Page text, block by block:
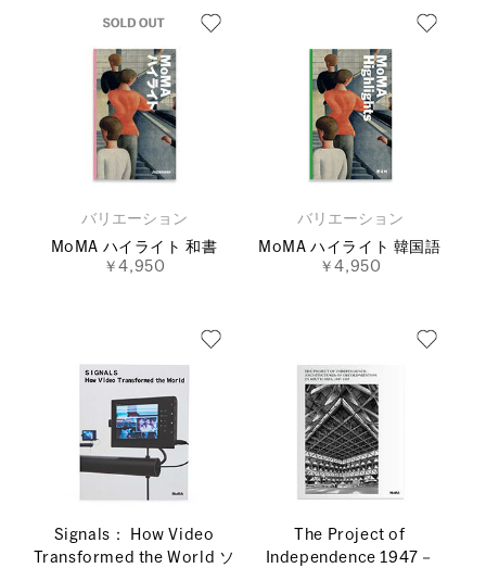
バリエーション
MoMA ハイライト 和書
￥4,950
バリエーション
MoMA ハイライト 韓国語
￥4,950
Signals： How Video
Transformed the World ソ
The Project of
Independence 1947－